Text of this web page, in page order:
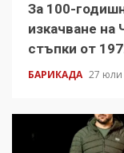
За 100-
изкачване на
стъпки от
БАРИКАДА 27 юли